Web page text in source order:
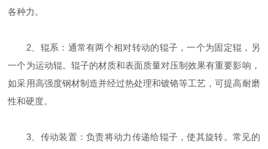
各种力。
2、辊系：通常有两个相对转动的辊子，一个为固定辊，另
一个为运动辊。辊子的材质和表面质量对压制效果有重要影响，
如采用高强度钢材制造并经过热处理和镀铬等工艺，可提高耐磨
性和硬度。
3、传动装置：负责将动力传递给辊子，使其旋转。常见的